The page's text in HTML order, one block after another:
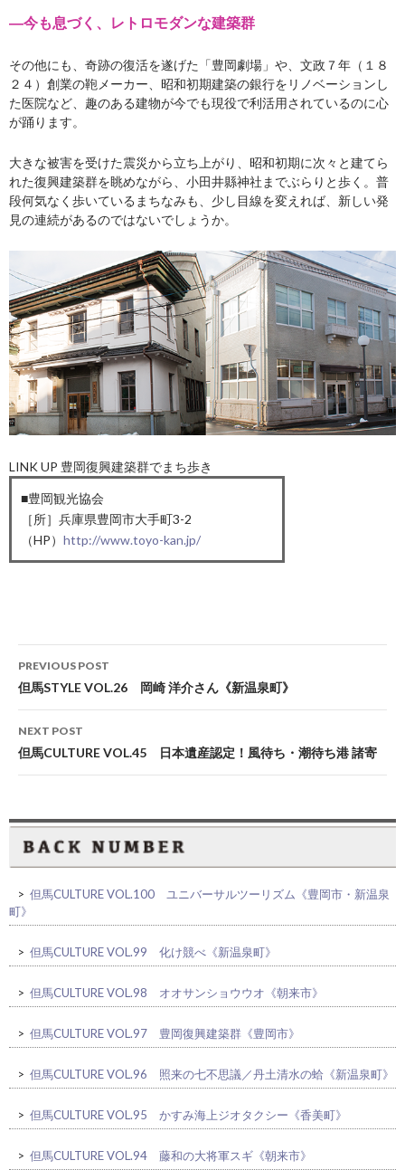
―今も息づく、レトロモダンな建築群
その他にも、奇跡の復活を遂げた「豊岡劇場」や、文政７年（１８
２４）創業の鞄メーカー、昭和初期建築の銀行をリノベーションし
た医院など、趣のある建物が今でも現役で利活用されているのに心
が踊ります。
大きな被害を受けた震災から立ち上がり、昭和初期に次々と建てら
れた復興建築群を眺めながら、小田井縣神社までぶらりと歩く。普
段何気なく歩いているまちなみも、少し目線を変えれば、新しい発
見の連続があるのではないでしょうか。
LINK UP 豊岡復興建築群でまち歩き
■豊岡観光協会
［所］兵庫県豊岡市大手町3-2
（HP） http://www.toyo-kan.jp/
Post
navigation
PREVIOUS POST
但馬STYLE VOL.26 岡崎 洋介さん《新温泉町》
NEXT POST
但馬CULTURE VOL.45 日本遺産認定！風待ち・潮待ち港 諸寄
> 但馬CULTURE VOL.100 ユニバーサルツーリズム《豊岡市・新温泉
町》
> 但馬CULTURE VOL.99 化け競べ《新温泉町》
> 但馬CULTURE VOL.98 オオサンショウウオ《朝来市》
> 但馬CULTURE VOL.97 豊岡復興建築群《豊岡市》
> 但馬CULTURE VOL.96 照来の七不思議／丹土清水の蛤《新温泉町》
> 但馬CULTURE VOL.95 かすみ海上ジオタクシー《香美町》
> 但馬CULTURE VOL.94 藤和の大将軍スギ《朝来市》